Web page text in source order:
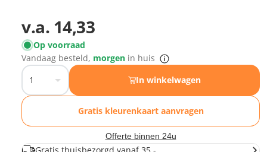
v.a. 14,33
Op voorraad
Vandaag besteld, morgen in huis
In winkelwagen
Gratis kleurenkaart aanvragen
Offerte binnen 24u